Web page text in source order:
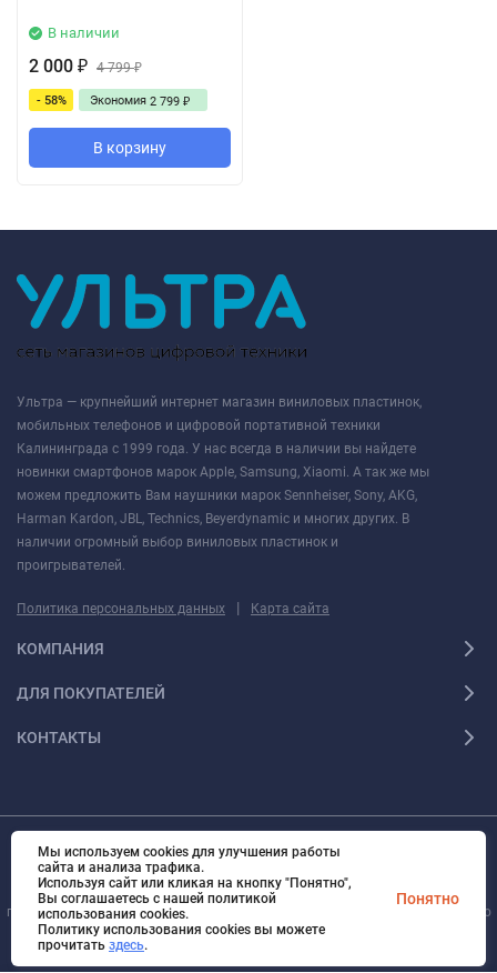
В наличии
2 000 ₽ 4 799₽
- 58% Экономия 2 799 ₽
В корзину
Ультра — крупнейший интернет магазин виниловых пластинок,
мобильных телефонов и цифровой портативной техники
Калининграда с 1999 года. У нас всегда в наличии вы найдете
новинки смартфонов марок Apple, Samsung, Xiaomi. А так же мы
можем предложить Вам наушники марок Sennheiser, Sony, AKG,
Harman Kardon, JBL, Technics, Beyerdynamic и многих других. В
наличии огромный выбор виниловых пластинок и
проигрывателей.
Политика персональных данных | Карта сайта
КОМПАНИЯ
ДЛЯ ПОКУПАТЕЛЕЙ
КОНТАКТЫ
© 2010 - 2026 Ультра Все права защищены Ультра - Калининградский
интернет-магазин. Все права защищены.
Вся информация на сайте носит справочный характер и не является
публичной офертой, определяемой положениями Статьи 437 Гражданского
кодекса Российской Федерации
Мы используем cookies для улучшения работы
сайта и анализа трафика.
Используя сайт или кликая на кнопку "Понятно",
Вы соглашаетесь с нашей политикой
использования cookies.
Политику использования cookies вы можете
прочитать здесь.
Понятно